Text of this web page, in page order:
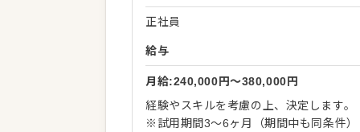
正社員
給与
月給:240,000円〜380,000円
経験やスキルを考慮の上、決定します。
※試用期間3～6ヶ月（期間中も同条件）